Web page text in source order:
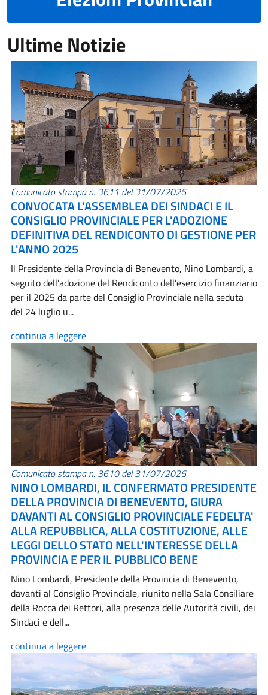
Ultime Notizie
Comunicato stampa n. 3611 del 31/07/2026
CONVOCATA L'ASSEMBLEA DEI SINDACI E IL
CONSIGLIO PROVINCIALE PER L'ADOZIONE
DEFINITIVA DEL RENDICONTO DI GESTIONE PER
L'ANNO 2025
Il Presidente della Provincia di Benevento, Nino Lombardi, a
seguito dell’adozione del Rendiconto dell’esercizio finanziario
per il 2025 da parte del Consiglio Provinciale nella seduta
del 24 luglio u...
continua a leggere
Comunicato stampa n. 3610 del 31/07/2026
NINO LOMBARDI, IL CONFERMATO PRESIDENTE
DELLA PROVINCIA DI BENEVENTO, GIURA
DAVANTI AL CONSIGLIO PROVINCIALE FEDELTA'
ALLA REPUBBLICA, ALLA COSTITUZIONE, ALLE
LEGGI DELLO STATO NELL'INTERESSE DELLA
PROVINCIA E PER IL PUBBLICO BENE
Nino Lombardi, Presidente della Provincia di Benevento,
davanti al Consiglio Provinciale, riunito nella Sala Consiliare
della Rocca dei Rettori, alla presenza delle Autorità civili, dei
Sindaci e dell...
continua a leggere